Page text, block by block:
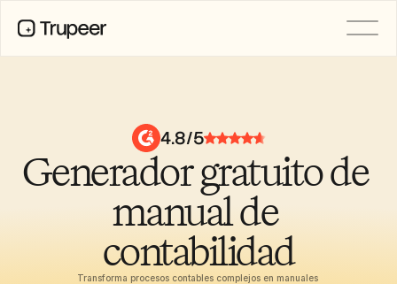
4.8/5
Generador gratuito de
manual de
contabilidad
Transforma procesos contables complejos en manuales
Base de conocimientos
Avatares de IA
Kits de marca
Páginas compartidas
Grabación de pantalla con IA